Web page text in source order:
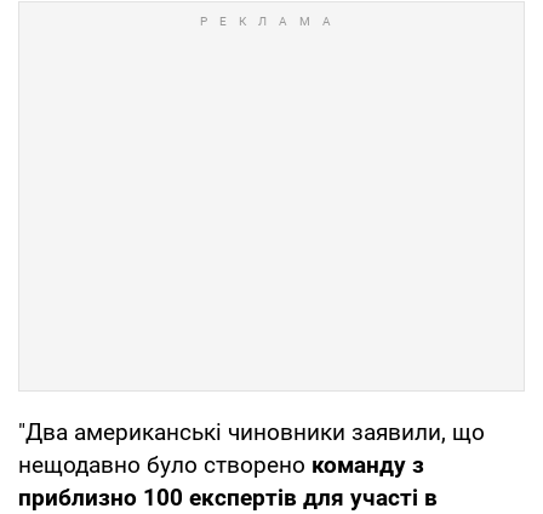
"Два американські чиновники заявили, що
нещодавно було створено команду з
приблизно 100 експертів для участі в